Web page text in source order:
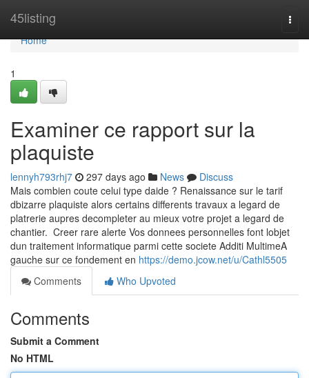
45listing
Home
Home
1
Examiner ce rapport sur la
plaquiste
lennyh793rhj7 297 days ago News
Discuss
Mais combien coute celui type daide ? Renaissance sur le tarif
dbizarre plaquiste alors certains differents travaux a legard de
platrerie aupres decompleter au mieux votre projet a legard de
chantier. Creer rare alerte Vos donnees personnelles font lobjet
dun traitement informatique parmi cette societe Additi MultimeA
gauche sur ce fondement en https://demo.jcow.net/u/Cathl5505
Comments
Who Upvoted
Comments
Submit a Comment
No HTML